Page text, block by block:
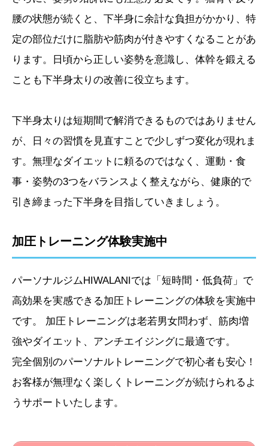
腰の状態が続くと、下半身に余計な負担がかかり、特
定の部位だけに脂肪や筋肉が付きやすくなることがあ
ります。日頃から正しい姿勢を意識し、体幹を鍛える
ことも下半身太りの改善に役立ちます。
下半身太りは短期間で解消できるものではありません
が、日々の習慣を見直すことで少しずつ変化が現れま
す。無理なダイエットに頼るのではなく、運動・食
事・姿勢の3つをバランスよく整えながら、健康的で
引き締まった下半身を目指していきましょう。
加圧トレーニング体験実施中
パーソナルジムHIWALANIでは「短時間・低負荷」で
高効果を実感できる加圧トレーニングの体験を実施中
です。 加圧トレーニングは老若男女問わず、筋肉増
強やダイエット、アンチエイジングに最適です。
完全個別のパーソナルトレーニングで初心者も安心！
お客様が無理なく楽しくトレーニングが続けられるよ
うサポートいたします。